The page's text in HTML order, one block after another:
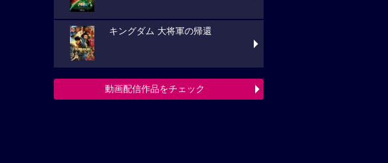
キングダム 大将軍の帰還
動画配信作品をチェック